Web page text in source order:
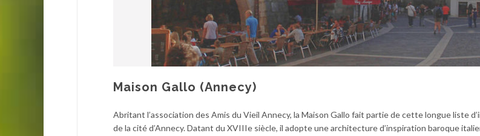
Maison Gallo (Annecy)
Abritant l’association des Amis du Vieil Annecy, la Maison Gallo fait partie de cette longue liste
de la cité d’Annecy. Datant du XVIIIe siècle, il adopte une architecture d’inspiration baroque